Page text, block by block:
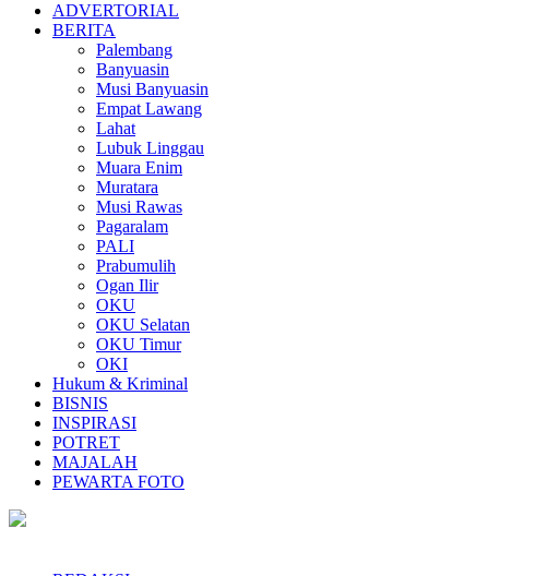
ADVERTORIAL
BERITA
Palembang
Banyuasin
Musi Banyuasin
Empat Lawang
Lahat
Lubuk Linggau
Muara Enim
Muratara
Musi Rawas
Pagaralam
PALI
Prabumulih
Ogan Ilir
OKU
OKU Selatan
OKU Timur
OKI
Hukum & Kriminal
BISNIS
INSPIRASI
POTRET
MAJALAH
PEWARTA FOTO